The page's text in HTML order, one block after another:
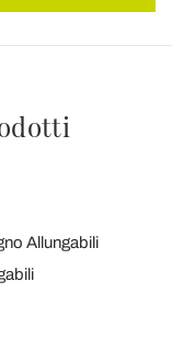
Allungabili